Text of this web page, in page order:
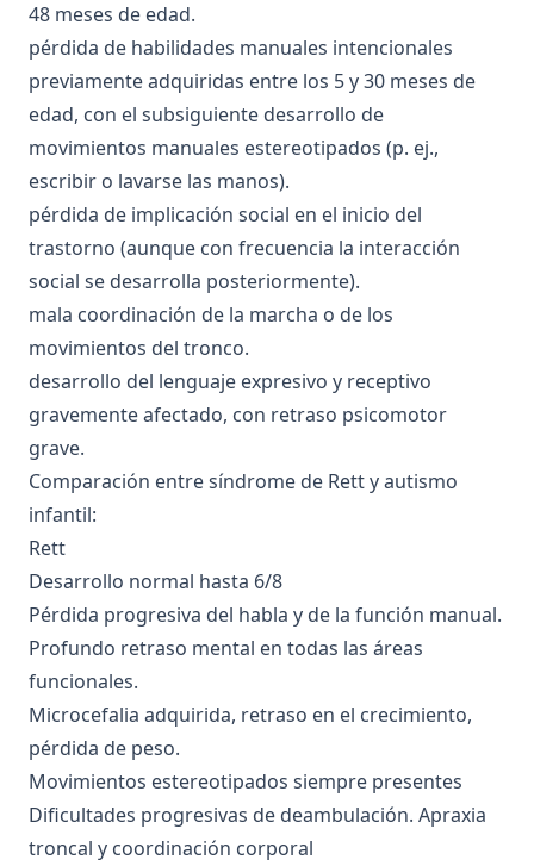
48 meses de edad.
pérdida de habilidades manuales intencionales
previamente adquiridas entre los 5 y 30 meses de
edad, con el subsiguiente desarrollo de
movimientos manuales estereotipados (p. ej.,
escribir o lavarse las manos).
pérdida de implicación social en el inicio del
trastorno (aunque con frecuencia la interacción
social se desarrolla posteriormente).
mala coordinación de la marcha o de los
movimientos del tronco.
desarrollo del lenguaje expresivo y receptivo
gravemente afectado, con retraso psicomotor
grave.
Comparación entre síndrome de Rett y autismo
infantil:
Rett
Desarrollo normal hasta 6/8
Pérdida progresiva del habla y de la función manual.
Profundo retraso mental en todas las áreas
funcionales.
Microcefalia adquirida, retraso en el crecimiento,
pérdida de peso.
Movimientos estereotipados siempre presentes
Dificultades progresivas de deambulación. Apraxia
troncal y coordinación corporal